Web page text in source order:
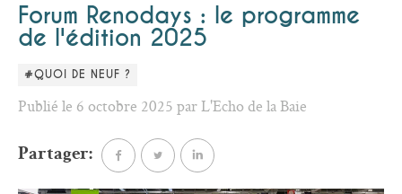
Forum Renodays : le programme
de l'édition 2025
#QUOI DE NEUF ?
Publié le 6 octobre 2025 par L'Echo de la Baie
Partager: